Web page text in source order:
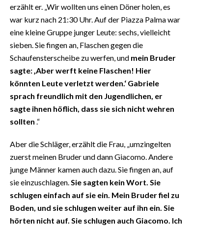
erzählt er. „Wir wollten uns einen Döner holen, es
war kurz nach 21:30 Uhr. Auf der Piazza Palma war
eine kleine Gruppe junger Leute: sechs, vielleicht
sieben. Sie fingen an, Flaschen gegen die
Schaufensterscheibe zu werfen, und mein Bruder
sagte: ‚Aber werft keine Flaschen! Hier
könnten Leute verletzt werden.‘ Gabriele
sprach freundlich mit den Jugendlichen, er
sagte ihnen höflich, dass sie sich nicht wehren
sollten .“
Aber die Schläger, erzählt die Frau, „umzingelten
zuerst meinen Bruder und dann Giacomo. Andere
junge Männer kamen auch dazu. Sie fingen an, auf
sie einzuschlagen. Sie sagten kein Wort. Sie
schlugen einfach auf sie ein. Mein Bruder fiel zu
Boden, und sie schlugen weiter auf ihn ein. Sie
hörten nicht auf. Sie schlugen auch Giacomo. Ich